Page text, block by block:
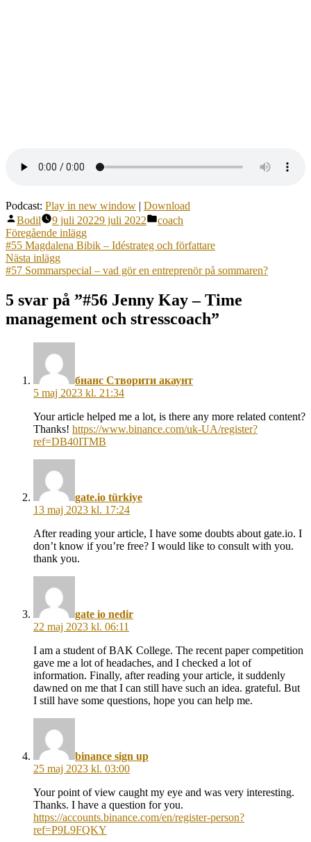
Podcast: Play in new window | Download
Publicerat
av
Bodil 9 juli 20229 juli 2022
Publicerat
coach
Inläggsnavigering
Föregående inläggFöregående
inlägg:
#55 Magdalena Bibik – Idéstrateg och författare
Nästa inläggNästa
inlägg:
#57 Sommarspecial – vad gör en entreprenör på sommaren?
5 svar på ”#56 Jenny Kay – Time
management och stresscoach”
бнанс Створити акаунт
5 maj 2023 kl. 21:34
Your article helped me a lot, is there any more related content?
Thanks! https://www.binance.com/uk-UA/register?
ref=DB40ITMB
gate.io türkiye
13 maj 2023 kl. 17:24
After reading your article, I have some doubts about gate.io. I
don’t know if you’re free? I would like to consult with you.
thank you.
gate io nedir
22 maj 2023 kl. 06:11
I am a student of BAK College. The recent paper competition
gave me a lot of headaches, and I checked a lot of
information. Finally, after reading your article, it suddenly
dawned on me that I can still have such an idea. grateful. But
I still have some questions, hope you can help me.
binance sign up
25 maj 2023 kl. 03:00
Your point of view caught my eye and was very interesting.
Thanks. I have a question for you.
https://accounts.binance.com/en/register-person?
ref=P9L9FQKY